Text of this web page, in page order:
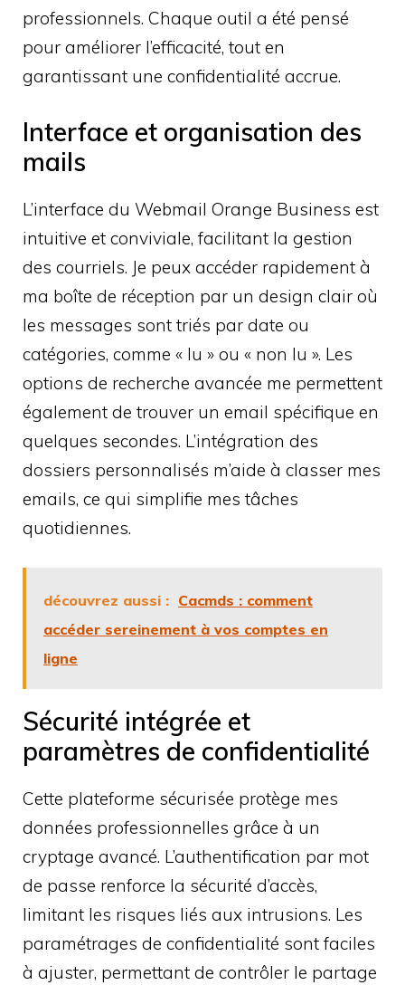
professionnels. Chaque outil a été pensé
pour améliorer l’efficacité, tout en
garantissant une confidentialité accrue.
Interface et organisation des
mails
L’interface du Webmail Orange Business est
intuitive et conviviale, facilitant la gestion
des courriels. Je peux accéder rapidement à
ma boîte de réception par un design clair où
les messages sont triés par date ou
catégories, comme « lu » ou « non lu ». Les
options de recherche avancée me permettent
également de trouver un email spécifique en
quelques secondes. L’intégration des
dossiers personnalisés m’aide à classer mes
emails, ce qui simplifie mes tâches
quotidiennes.
découvrez aussi : Cacmds : comment
accéder sereinement à vos comptes en
ligne
Sécurité intégrée et
paramètres de confidentialité
Cette plateforme sécurisée protège mes
données professionnelles grâce à un
cryptage avancé. L’authentification par mot
de passe renforce la sécurité d’accès,
limitant les risques liés aux intrusions. Les
paramétrages de confidentialité sont faciles
à ajuster, permettant de contrôler le partage